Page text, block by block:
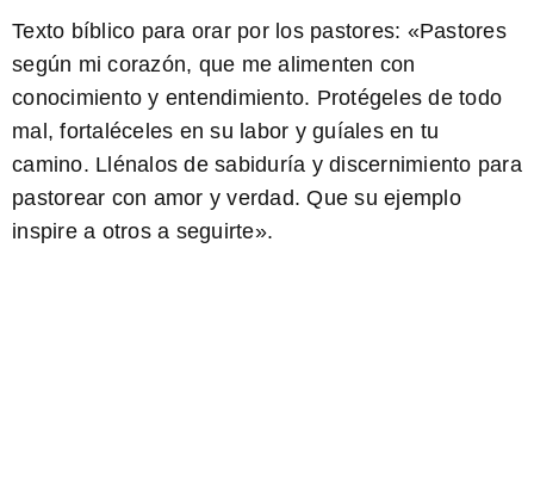
Texto bíblico para orar por los pastores: «Pastores
según mi corazón, que me alimenten con
conocimiento y entendimiento. Protégeles de todo
mal, fortaléceles en su labor y guíales en tu
camino. Llénalos de sabiduría y discernimiento para
pastorear con amor y verdad. Que su ejemplo
inspire a otros a seguirte».